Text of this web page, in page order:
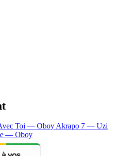
Toi — OboyAkrapo 7 — Uzi
— Oboy